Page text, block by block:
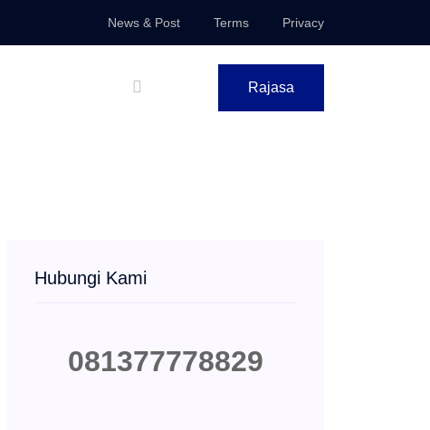
News & Post Terms Privacy
Rajasa
Hubungi Kami
081377778829